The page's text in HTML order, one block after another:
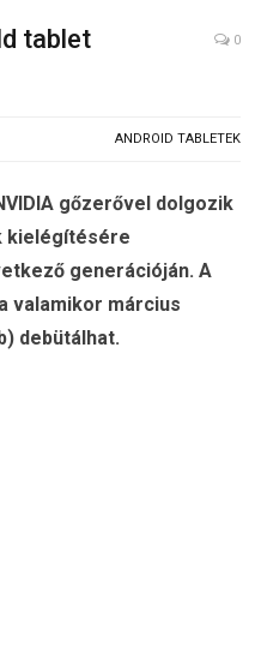
tablet
0
ANDROID TABLETEK
gőzerővel dolgozik
kielégítésére
generációján. A
valamikor március
debütálhat.